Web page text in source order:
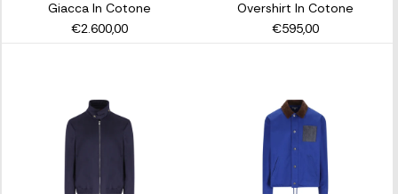
Giacca In Cotone
€2.600,00
Overshirt In Cotone
€595,00